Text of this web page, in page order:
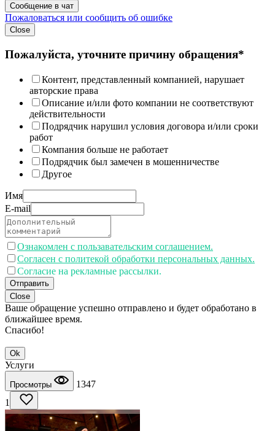
Сообщение в чат
Пожаловаться или сообщить об ошибке
Close
Пожалуйста, уточните причину обращения*
Контент, представленный компанией, нарушает
авторские права
Описание и/или фото компании не соответствуют
действительности
Подрядчик нарушил условия договора и/или сроки
работ
Компания больше не работает
Подрядчик был замечен в мошенничестве
Другое
Имя
E-mail
Ознакомлен с пользавательским соглашением.
Согласен с политекой обработки персональных данных.
Согласие на рекламные рассылки.
Отправить
Close
Ваше обращение успешно отправлено и будет обработано в
ближайшее время.
Спасибо!
Ok
Услуги
Просмотры
1347
1